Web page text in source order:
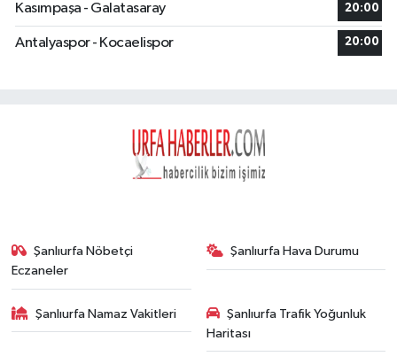
Kasımpaşa - Galatasaray 20:00
Antalyaspor - Kocaelispor 20:00
Şanlıurfa Nöbetçi
Eczaneler
Şanlıurfa Hava Durumu
Şanlıurfa Namaz Vakitleri
Şanlıurfa Trafik Yoğunluk
Haritası